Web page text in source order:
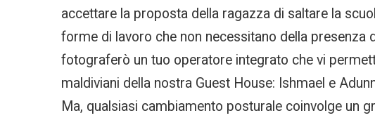
accettare la proposta della ragazza di saltare la
forme di lavoro che non necessitano della presenza
fotograferò un tuo operatore integrato che vi
maldiviani della nostra Guest House: Ishmael e
Ma, qualsiasi cambiamento posturale coinvolge un